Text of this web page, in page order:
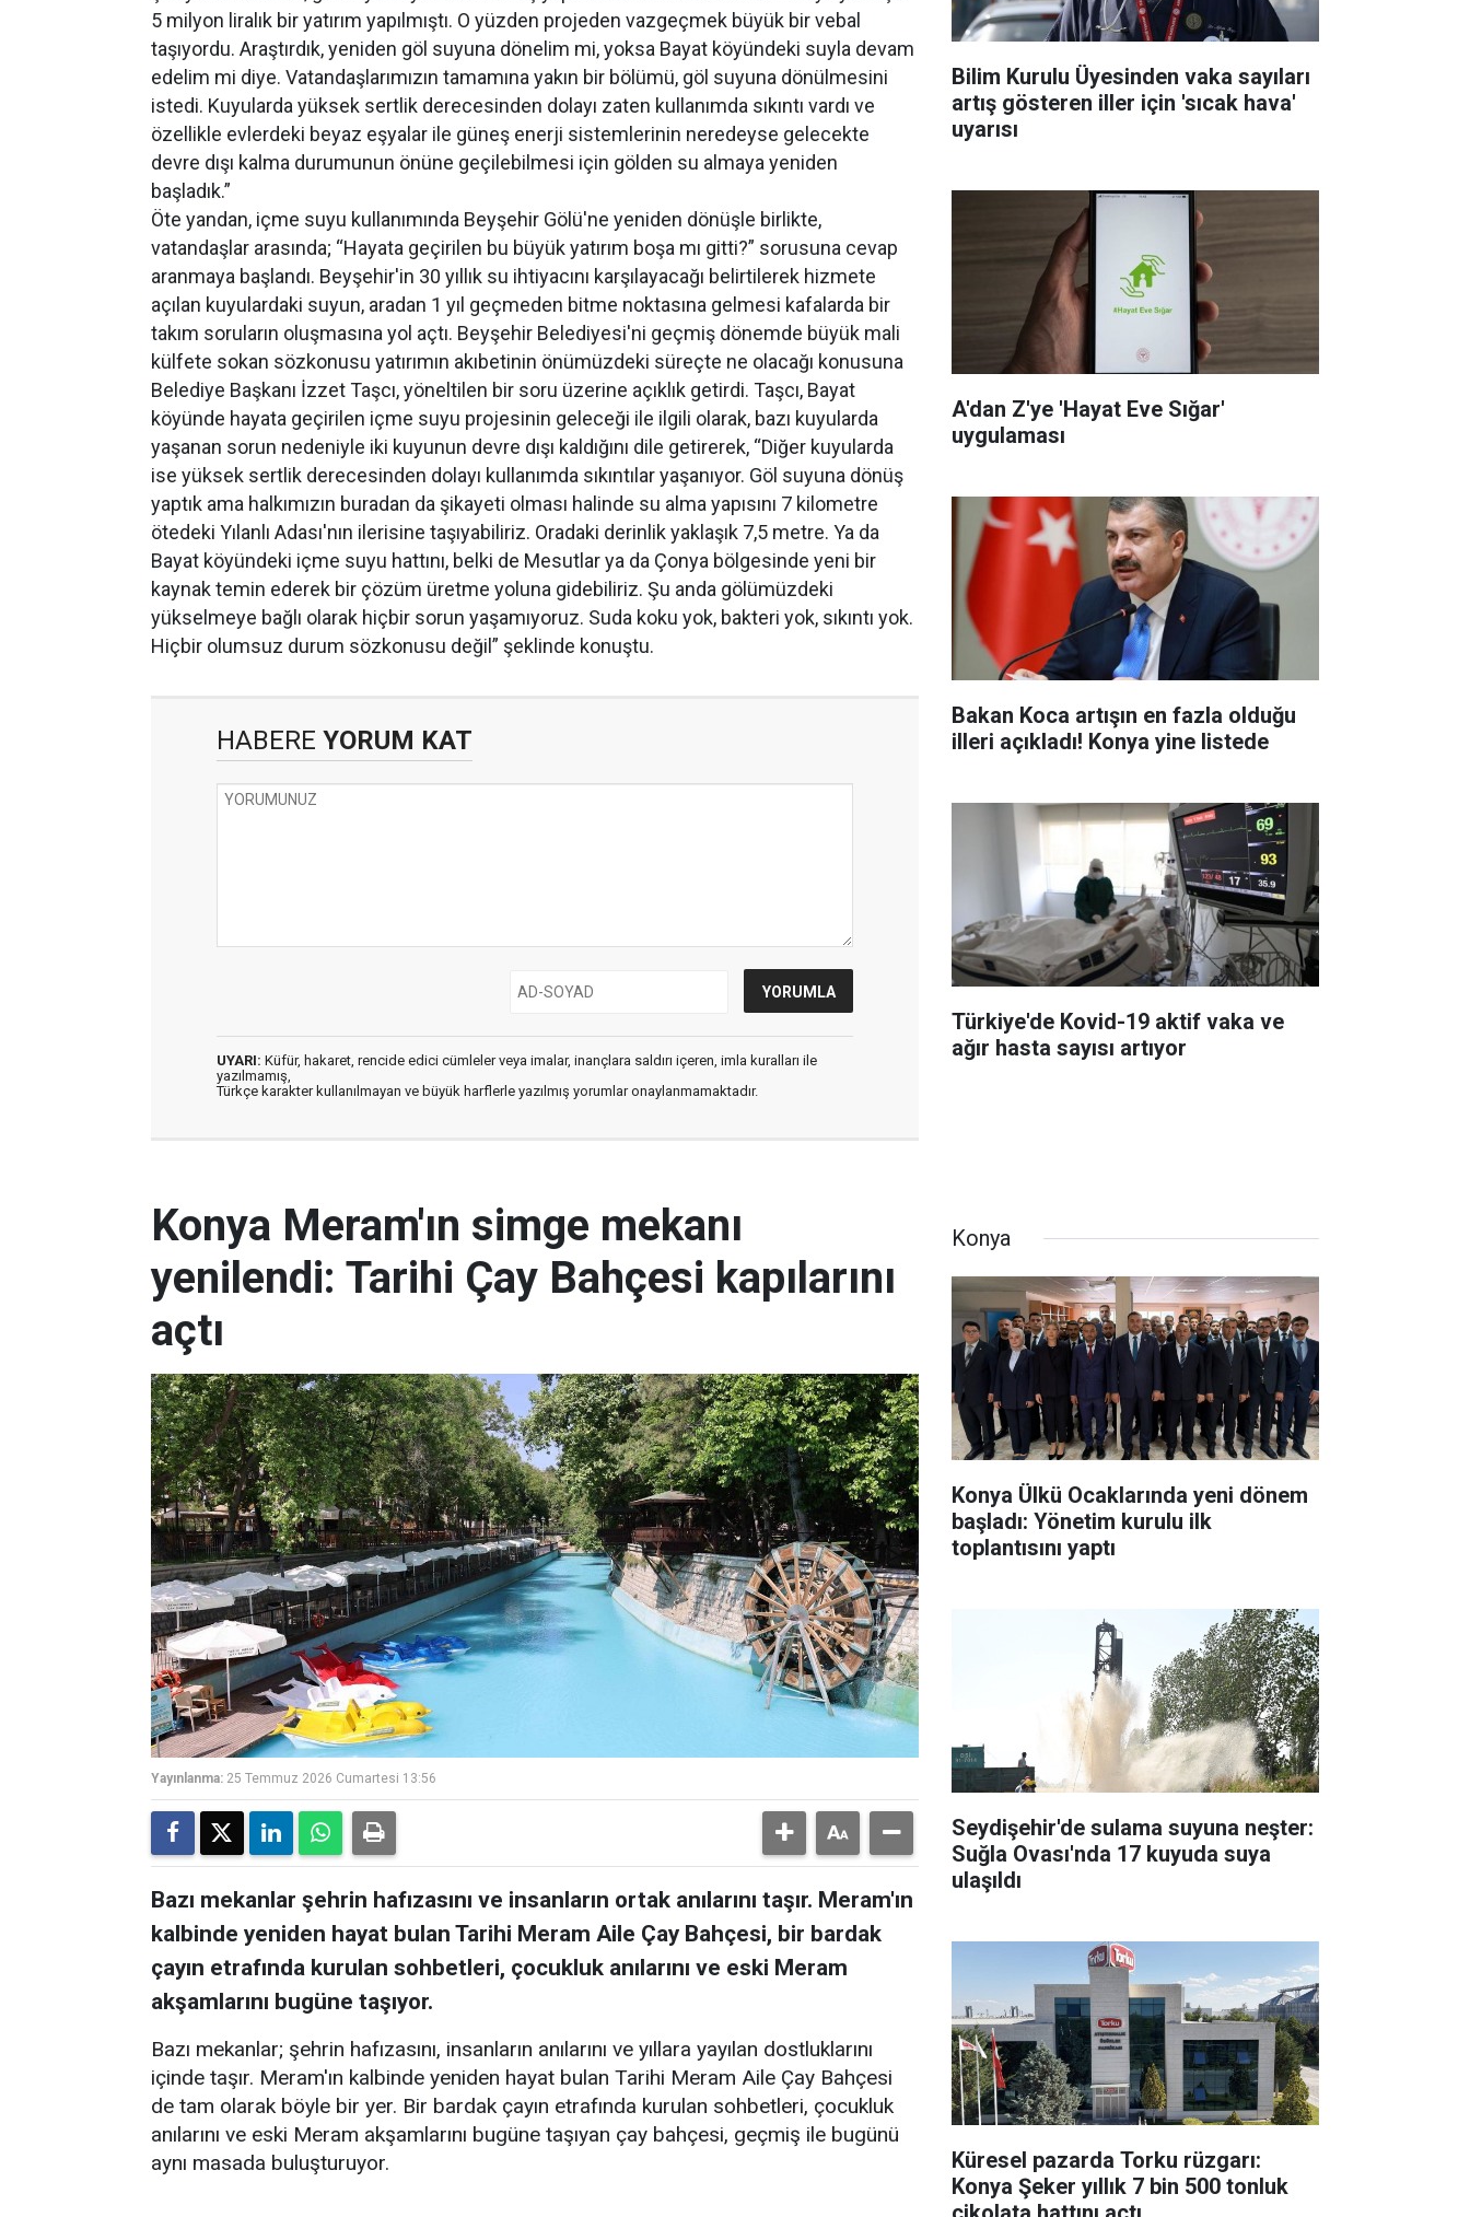
5 milyon liralık bir yatırım yapılmıştı. O yüzden projeden vazgeçmek büyük bir vebal
taşıyordu. Araştırdık, yeniden göl suyuna dönelim mi, yoksa Bayat köyündeki suyla devam
edelim mi diye. Vatandaşlarımızın tamamına yakın bir bölümü, göl suyuna dönülmesini
istedi. Kuyularda yüksek sertlik derecesinden dolayı zaten kullanımda sıkıntı vardı ve
özellikle evlerdeki beyaz eşyalar ile güneş enerji sistemlerinin neredeyse gelecekte
devre dışı kalma durumunun önüne geçilebilmesi için gölden su almaya yeniden
başladık.”
Öte yandan, içme suyu kullanımında Beyşehir Gölü'ne yeniden dönüşle birlikte,
vatandaşlar arasında; “Hayata geçirilen bu büyük yatırım boşa mı gitti?” sorusuna cevap
aranmaya başlandı. Beyşehir'in 30 yıllık su ihtiyacını karşılayacağı belirtilerek hizmete
açılan kuyulardaki suyun, aradan 1 yıl geçmeden bitme noktasına gelmesi kafalarda bir
takım soruların oluşmasına yol açtı. Beyşehir Belediyesi'ni geçmiş dönemde büyük mali
külfete sokan sözkonusu yatırımın akıbetinin önümüzdeki süreçte ne olacağı konusuna
Belediye Başkanı İzzet Taşcı, yöneltilen bir soru üzerine açıklık getirdi. Taşcı, Bayat
köyünde hayata geçirilen içme suyu projesinin geleceği ile ilgili olarak, bazı kuyularda
yaşanan sorun nedeniyle iki kuyunun devre dışı kaldığını dile getirerek, “Diğer kuyularda
ise yüksek sertlik derecesinden dolayı kullanımda sıkıntılar yaşanıyor. Göl suyuna dönüş
yaptık ama halkımızın buradan da şikayeti olması halinde su alma yapısını 7 kilometre
ötedeki Yılanlı Adası'nın ilerisine taşıyabiliriz. Oradaki derinlik yaklaşık 7,5 metre. Ya da
Bayat köyündeki içme suyu hattını, belki de Mesutlar ya da Çonya bölgesinde yeni bir
kaynak temin ederek bir çözüm üretme yoluna gidebiliriz. Şu anda gölümüzdeki
yükselmeye bağlı olarak hiçbir sorun yaşamıyoruz. Suda koku yok, bakteri yok, sıkıntı yok.
Hiçbir olumsuz durum sözkonusu değil” şeklinde konuştu.
HABERE YORUM KAT
UYARI: Küfür, hakaret, rencide edici cümleler veya imalar, inançlara saldırı içeren, imla kuralları ile
yazılmamış,
Türkçe karakter kullanılmayan ve büyük harflerle yazılmış yorumlar onaylanmamaktadır.
Bilim Kurulu Üyesinden vaka sayıları
artış gösteren iller için 'sıcak hava'
uyarısı
A'dan Z'ye 'Hayat Eve Sığar'
uygulaması
Bakan Koca artışın en fazla olduğu
illeri açıkladı! Konya yine listede
Türkiye'de Kovid-19 aktif vaka ve
ağır hasta sayısı artıyor
Konya Meram'ın simge mekanı
yenilendi: Tarihi Çay Bahçesi kapılarını
açtı
Yayınlanma: 25 Temmuz 2026 Cumartesi 13:56
Bazı mekanlar şehrin hafızasını ve insanların ortak anılarını taşır. Meram'ın
kalbinde yeniden hayat bulan Tarihi Meram Aile Çay Bahçesi, bir bardak
çayın etrafında kurulan sohbetleri, çocukluk anılarını ve eski Meram
akşamlarını bugüne taşıyor.
Bazı mekanlar; şehrin hafızasını, insanların anılarını ve yıllara yayılan dostluklarını
içinde taşır. Meram'ın kalbinde yeniden hayat bulan Tarihi Meram Aile Çay Bahçesi
de tam olarak böyle bir yer. Bir bardak çayın etrafında kurulan sohbetleri, çocukluk
anılarını ve eski Meram akşamlarını bugüne taşıyan çay bahçesi, geçmiş ile bugünü
aynı masada buluşturuyor.
Konya
Konya Ülkü Ocaklarında yeni dönem
başladı: Yönetim kurulu ilk
toplantısını yaptı
Seydişehir'de sulama suyuna neşter:
Suğla Ovası'nda 17 kuyuda suya
ulaşıldı
Küresel pazarda Torku rüzgarı:
Konya Şeker yıllık 7 bin 500 tonluk